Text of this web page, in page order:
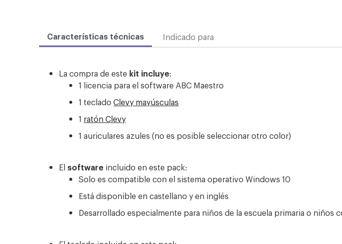
Características técnicas Indicado para
La compra de este kit incluye:
1 licencia para el software ABC Maestro
1 tecladoClevy mayúsculas
1 ratón Clevy
1 auriculares azules (no es posible seleccionar otro color)
El software incluido en este pack:
Solo es compatible con el sistema operativo Windows 10
Está disponible en castellano y en inglés
Desarrollado especialmente para niños de la escuela primaria o niños